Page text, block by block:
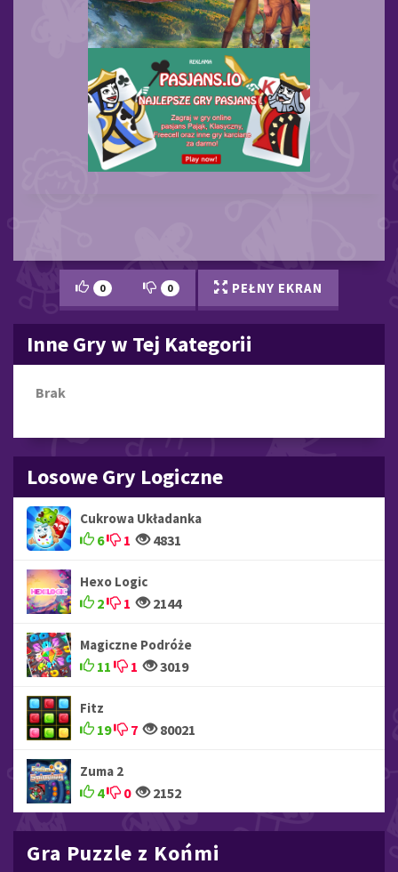
0 0 PEŁNY EKRAN
Inne Gry w Tej Kategorii
Brak
Losowe Gry Logiczne
Cukrowa Układanka
6 1 4831
Hexo Logic
2 1 2144
Magiczne Podróże
11 1 3019
Fitz
19 7 80021
Zuma 2
4 0 2152
Gra Puzzle z Końmi